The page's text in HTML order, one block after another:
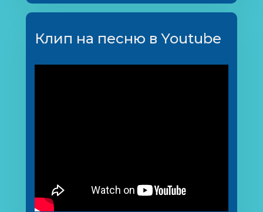
Клип на песню в Youtube